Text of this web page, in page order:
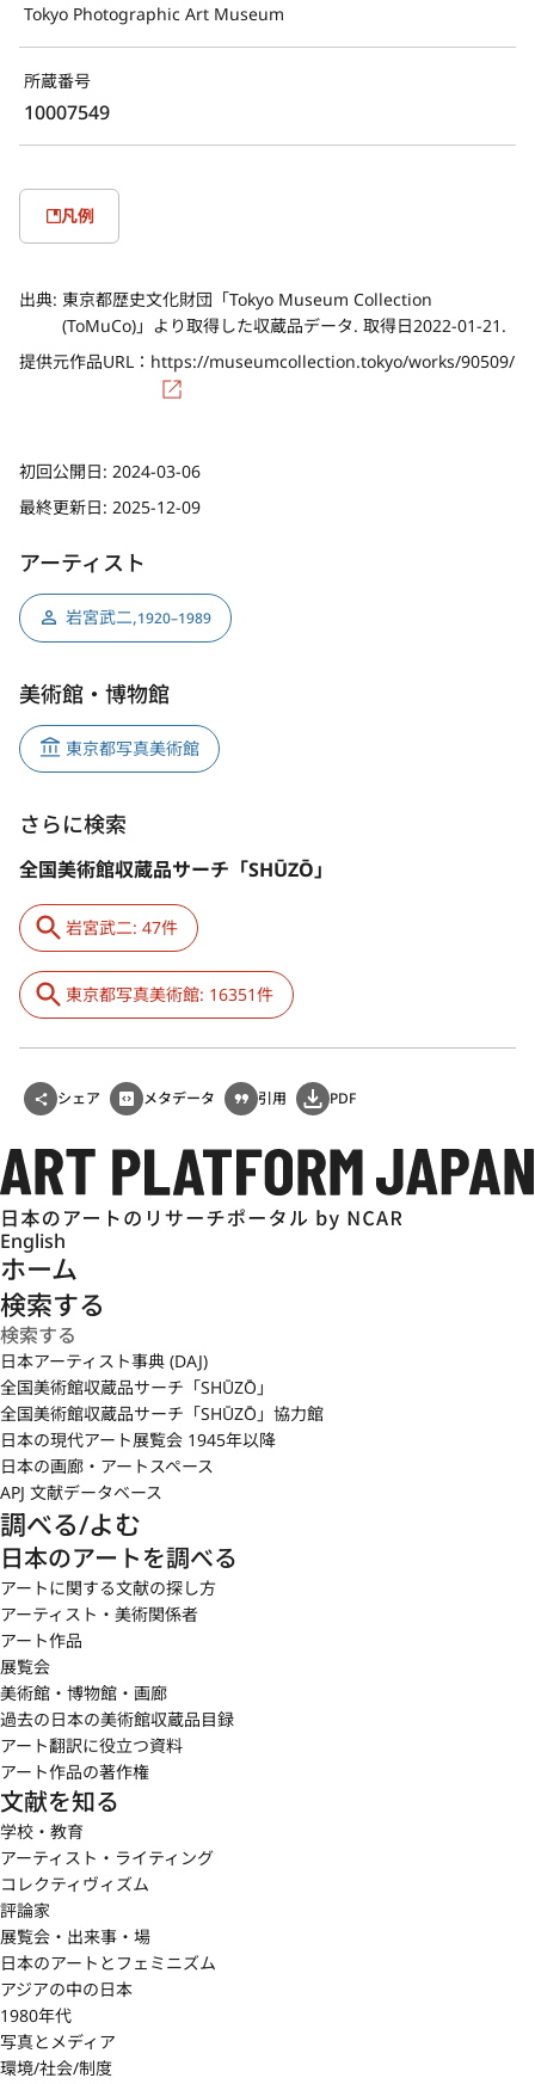
Tokyo Photographic Art Museum
所蔵番号
10007549
凡例
出典: 東京都歴史文化財団「Tokyo Museum Collection
(ToMuCo)」より取得した収蔵品データ. 取得日2022-01-21.
提供元作品URL： https://museumcollection.tokyo/works/90509/
初回公開日: 2024-03-06
最終更新日: 2025-12-09
アーティスト
岩宮武二,1920–1989
美術館・博物館
東京都写真美術館
さらに検索
全国美術館収蔵品サーチ「SHŪZŌ」
岩宮武二: 47件
東京都写真美術館: 16351件
シェア メタデータ 引用 PDF
English
ホーム
検索する
日本アーティスト事典 (DAJ)
全国美術館収蔵品サーチ「SHŪZŌ」
全国美術館収蔵品サーチ「SHŪZŌ」協力館
日本の現代アート展覧会 1945年以降
日本の画廊・アートスペース
APJ 文献データベース
調べる/よむ
日本のアートを調べる
アートに関する文献の探し方
アーティスト・美術関係者
アート作品
展覧会
美術館・博物館・画廊
過去の日本の美術館収蔵品目録
アート翻訳に役立つ資料
アート作品の著作権
文献を知る
学校・教育
アーティスト・ライティング
コレクティヴィズム
評論家
展覧会・出来事・場
日本のアートとフェミニズム
アジアの中の日本
1980年代
写真とメディア
環境/社会/制度